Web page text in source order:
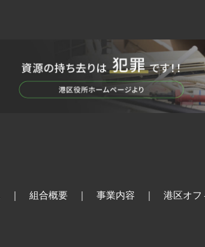
組合概要｜ 事業内容 港区オフ